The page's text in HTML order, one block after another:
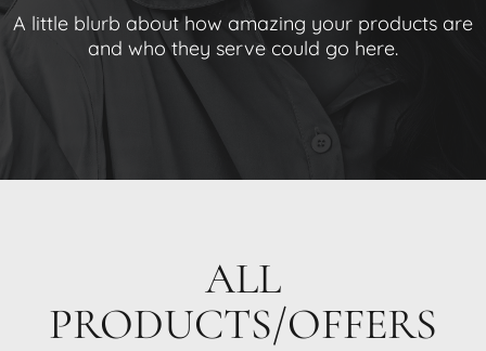
A little blurb about how amazing your products are
and who they serve could go here.
ALL
PRODUCTS/OFFERS